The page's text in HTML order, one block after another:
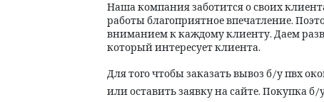
Наша компания заботится о своих
работы благоприятное впечатление.
вниманием к каждому клиенту. Даем
который интересует клиента.
Для того чтобы заказать вывоз б/у пвх
или оставить заявку на сайте. Покупка